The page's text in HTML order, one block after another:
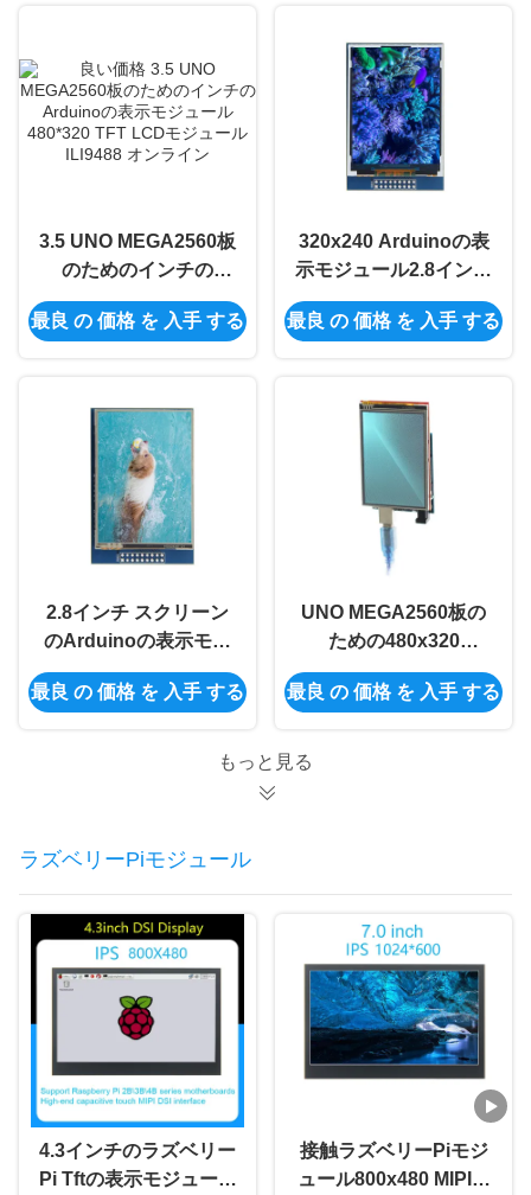
3.5 UNO MEGA2560板
のためのインチの
Arduinoの表示モジュ
ール480*320 TFT LCD
最良 の 価格 を 入手 する
320x240 Arduinoの表
示モジュール2.8インチ
のTft LCDの表示
Arduino ILI9341
最良 の 価格 を 入手 する
2.8インチ スクリーン
のArduinoの表示モジ
ュールArduinoのため
の2.8インチのTftの接
最良 の 価格 を 入手 する
UNO MEGA2560板の
ための480x320
Arduinoの表示モジュ
ール3.5のインチLCDの
最良 の 価格 を 入手 する
もっと見る
ラズベリーPiモジュール
4.3インチのラズベリー
Pi Tftの表示モジュール
接触ラズベリーPiモジ
ュール800x480 MIPIの